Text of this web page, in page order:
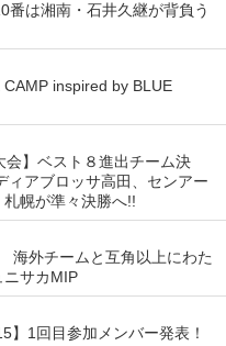
番は湘南・石井久継が背負う
CAMP inspired by BLUE
会】ベスト８進出チーム決
ィアブロッサ高田、センアー
幌が準々決勝へ!!
外チームと互角以上にわた
ニサカMIP
】1回目参加メンバー発表！